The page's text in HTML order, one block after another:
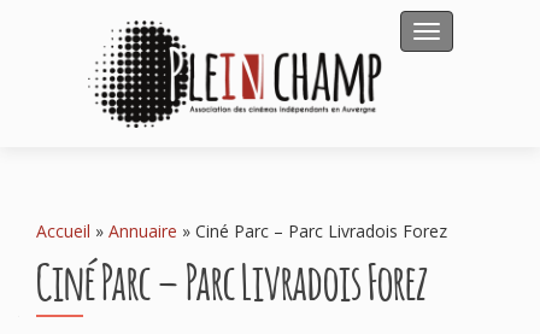
Afficher/
Accueil » Annuaire » Ciné Parc – Parc Livradois Forez
Ciné Parc – Parc Livradois Forez